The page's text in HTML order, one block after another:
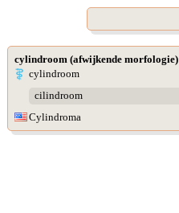
cylindroom (afwijkende morfologie)
cylindroom
cilindroom
Cylindroma